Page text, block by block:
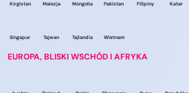
Kirgistan Malezja Mongolia Pakistan Filipiny Katar
Singapur Tajwan Tajlandia Wietnam
EUROPA, BLISKI WSCHÓD I AFRYKA